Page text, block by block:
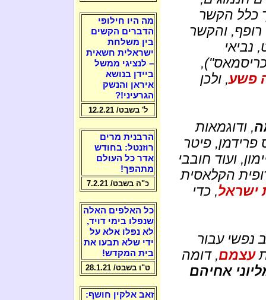
כלל הקשר
רופף, והקשר
נביאי
פשע, ולכן
, ודוגמאות
פיטר
ועוד חובבי
הקלאסית
ישראל, כדי
נפשי עבור
עצמם, דומה
אחיהם
מה היו חילופי
הדברים הקשים
בין משלחת
ישראלית חשאית
– לנציגי ממשל
ביידן בנושא
איראן והנשק
הגרעיני!?
ל' בשבט/ 12.2.21
הרבנית מרים
רוזנטל: בחודש
אדר כל העולם
מתהפך!
כ"ה בשבט/ 7.2.21
כל האלפים האלה
שנפלו בימי דויד,
לא נפלו אלא על
ידי שלא תבעו את
בית המקדש!
ט"ו בשבט/ 28.1.21
זאב אלקין חושף: